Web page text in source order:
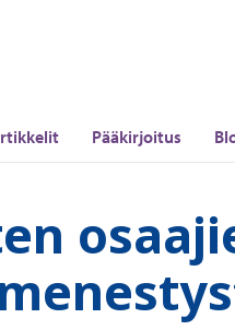
Pääkirjoitus